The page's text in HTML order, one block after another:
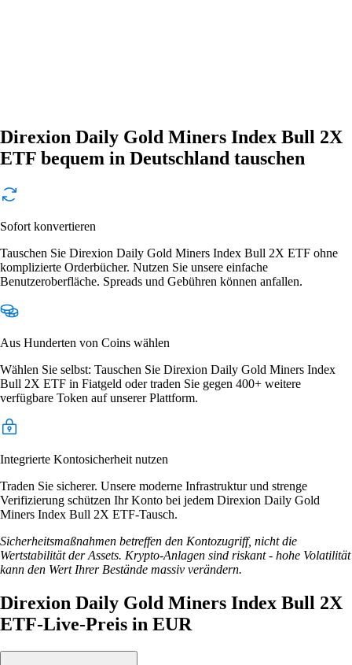
Direxion Daily Gold Miners Index Bull 2X
ETF bequem in Deutschland tauschen
Sofort konvertieren
Tauschen Sie Direxion Daily Gold Miners Index Bull 2X ETF ohne
komplizierte Orderbücher. Nutzen Sie unsere einfache
Benutzeroberfläche. Spreads und Gebühren können anfallen.
Aus Hunderten von Coins wählen
Wählen Sie selbst: Tauschen Sie Direxion Daily Gold Miners Index
Bull 2X ETF in Fiatgeld oder traden Sie gegen 400+ weitere
verfügbare Token auf unserer Plattform.
Integrierte Kontosicherheit nutzen
Traden Sie sicherer. Unsere moderne Infrastruktur und strenge
Verifizierung schützen Ihr Konto bei jedem Direxion Daily Gold
Miners Index Bull 2X ETF-Tausch.
Sicherheitsmaßnahmen betreffen den Kontozugriff, nicht die
Wertstabilität der Assets. Krypto-Anlagen sind riskant - hohe Volatilität
kann den Wert Ihrer Bestände massiv verändern.
Direxion Daily Gold Miners Index Bull 2X
ETF-Live-Preis in EUR